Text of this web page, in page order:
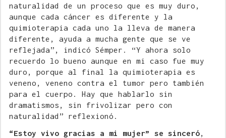
naturalidad de un proceso que es muy duro,
aunque cada cáncer es diferente y la
quimioterapia cada uno la lleva de manera
diferente, ayuda a mucha gente que se ve
reflejada”, indicó Sémper. “Y ahora solo
recuerdo lo bueno aunque en mi caso fue muy
duro, porque al final la quimioterapia es
veneno, veneno contra el tumor pero también
para el cuerpo. Hay que hablarlo sin
dramatismos, sin frivolizar pero con
naturalidad” reflexionó.
“Estoy vivo gracias a mi mujer” se sinceró,